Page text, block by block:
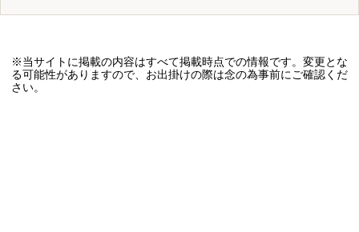
※当サイトに掲載の内容はすべて掲載時点での情報です。変更とな
る可能性がありますので、お出掛けの際は念の為事前にご確認くだ
さい。